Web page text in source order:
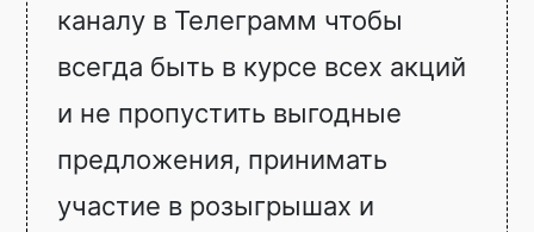
каналу в Телеграмм чтобы
всегда быть в курсе всех акций
и не пропустить выгодные
предложения, принимать
участие в розыгрышах и